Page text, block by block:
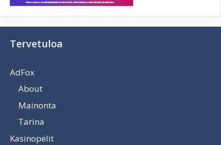
Tervetuloa
AdFox
About
Mainonta
Tarina
Kasinopelit